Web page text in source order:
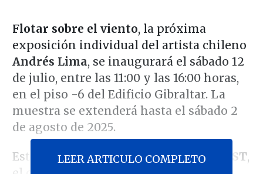
Flotar sobre el viento, la próxima
exposición individual del artista chileno
Andrés Lima, se inaugurará el sábado 12
de julio, entre las 11:00 y las 16:00 horas,
en el piso -6 del Edificio Gibraltar. La
muestra se extenderá hasta el sábado 2
de agosto de 2025.
Esta exposición forma parte deOFFFAST,
LEER ARTICULO COMPLETO